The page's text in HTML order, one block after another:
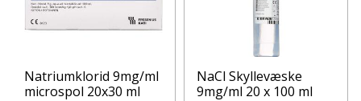
Natriumklorid 9mg/ml
microspol 20x30 ml
NaCl Skyllevæske
9mg/ml 20 x 100 ml